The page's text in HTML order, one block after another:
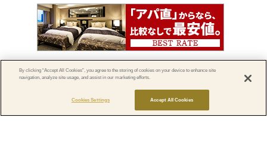
｜会社概要｜用地情報｜個人情報保護方針｜宿泊約款について｜宴会約款につ
By clicking “Accept All Cookies”, you agree to the storing of cookies on your device to enhance site
navigation, analyze site usage, and assist in our marketing efforts.
Cookies Settings Accept All Cookies